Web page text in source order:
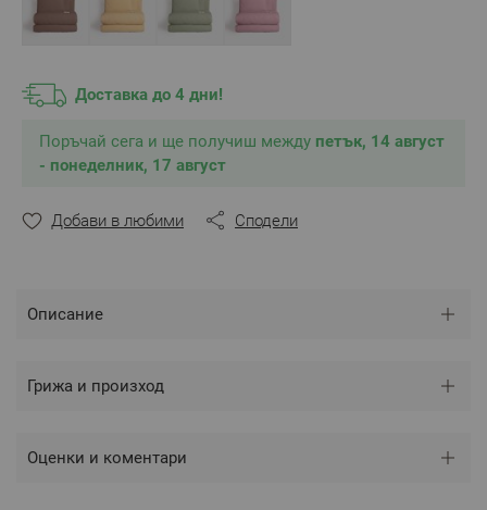
естетически завършек.
Калъфките са с прихлупка по късата страна.
да гарантирате дълъг живот за Вашето Спално
Цвят: Праскова
Произведено в България
Размери:
Доставка до 4 дни!
Поръчай сега и ще получиш между петък, 14 август
- понеделник, 17 август
Добави в любими Сподели
Описание
Грижа и произход
Оценки и коментари